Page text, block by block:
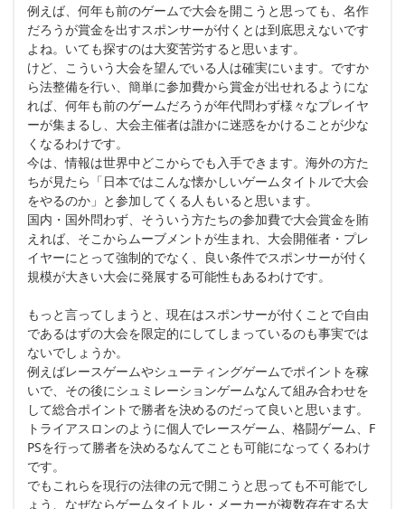
例えば、何年も前のゲームで大会を開こうと思っても、名作
だろうが賞金を出すスポンサーが付くとは到底思えないです
よね。いても探すのは大変苦労すると思います。
けど、こういう大会を望んでいる人は確実にいます。ですか
ら法整備を行い、簡単に参加費から賞金が出せれるようにな
れば、何年も前のゲームだろうが年代問わず様々なプレイヤ
ーが集まるし、大会主催者は誰かに迷惑をかけることが少な
くなるわけです。
今は、情報は世界中どこからでも入手できます。海外の方た
ちが見たら「日本ではこんな懐かしいゲームタイトルで大会
をやるのか」と参加してくる人もいると思います。
国内・国外問わず、そういう方たちの参加費で大会賞金を賄
えれば、そこからムーブメントが生まれ、大会開催者・プレ
イヤーにとって強制的でなく、良い条件でスポンサーが付く
規模が大きい大会に発展する可能性もあるわけです。
もっと言ってしまうと、現在はスポンサーが付くことで自由
であるはずの大会を限定的にしてしまっているのも事実では
ないでしょうか。
例えばレースゲームやシューティングゲームでポイントを稼
いで、その後にシュミレーションゲームなんて組み合わせを
して総合ポイントで勝者を決めるのだって良いと思います。
トライアスロンのように個人でレースゲーム、格闘ゲーム、F
PSを行って勝者を決めるなんてことも可能になってくるわけ
です。
でもこれらを現行の法律の元で開こうと思っても不可能でし
ょう、なぜならゲームタイトル・メーカーが複数存在する大